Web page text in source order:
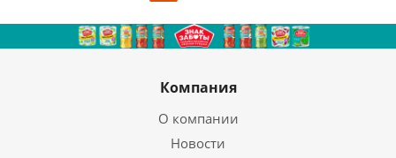
Компания
О компании
Новости